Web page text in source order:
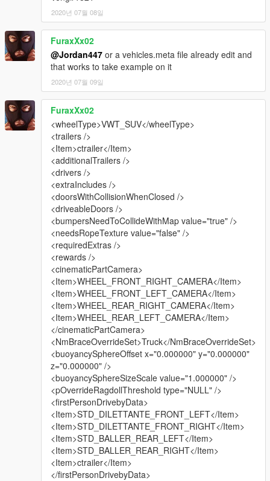
2020년 07월 08일
FuraxXx02
@Jordan447 or a vehicles.meta file already edit and
that works to take example on it
2020년 07월 09일
FuraxXx02
<wheelType>VWT_SUV</wheelType>
<trailers />
<Item>ctrailer</Item>
<additionalTrailers />
<drivers />
<extraIncludes />
<doorsWithCollisionWhenClosed />
<driveableDoors />
<bumpersNeedToCollideWithMap value="true" />
<needsRopeTexture value="false" />
<requiredExtras />
<rewards />
<cinematicPartCamera>
<Item>WHEEL_FRONT_RIGHT_CAMERA</Item>
<Item>WHEEL_FRONT_LEFT_CAMERA</Item>
<Item>WHEEL_REAR_RIGHT_CAMERA</Item>
<Item>WHEEL_REAR_LEFT_CAMERA</Item>
</cinematicPartCamera>
<NmBraceOverrideSet>Truck</NmBraceOverrideSet>
<buoyancySphereOffset x="0.000000" y="0.000000"
z="0.000000" />
<buoyancySphereSizeScale value="1.000000" />
<pOverrideRagdollThreshold type="NULL" />
<firstPersonDrivebyData>
<Item>STD_DILETTANTE_FRONT_LEFT</Item>
<Item>STD_DILETTANTE_FRONT_RIGHT</Item>
<Item>STD_BALLER_REAR_LEFT</Item>
<Item>STD_BALLER_REAR_RIGHT</Item>
<Item>ctrailer</Item>
</firstPersonDrivebyData>